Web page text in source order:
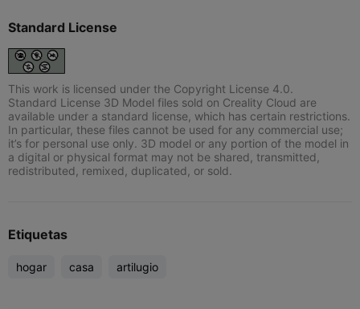
Standard License
This work is licensed under the Copyright License 4.0.
Standard License 3D Model files sold on Creality Cloud are
available under a standard license, which has certain restrictions.
In particular, these files cannot be used for any commercial use;
it’s for personal use only. 3D model or any portion of the model in
a digital or physical format may not be shared, transmitted,
redistributed, remixed, duplicated, or sold.
Etiquetas
hogar casa artilugio